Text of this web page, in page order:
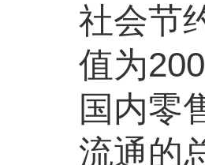
社会节
值为
国内零
流通的